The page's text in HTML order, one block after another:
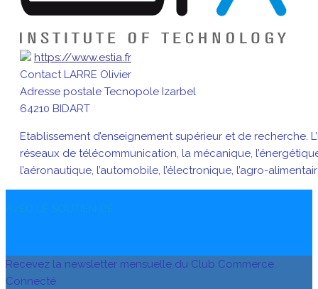
https://www.estia.fr
ContactLARRE Olivier
Adresse postale Tecnopole Izarbel
64210 BIDART
Etablissement d’enseignement supérieur et de recherche.
réseaux de télécommunication, la mécanique,
l’aéronautique, l’automobile, l’électronique, l’agro-
AVEC LE SOUTIEN DE
Recevez la newsletter mensuelle du Club Commerce
Connecté